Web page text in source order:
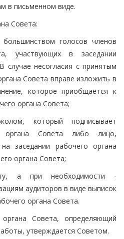
в письменном виде.
Совета:
голосов членов
участвующих в заседании
случае несогласия с принятым
Совета вправе изложить в
которое приобщается к
органа Совета;
который подписывает
органа Совета либо лицо,
заседании рабочего органа
органа Совета;
а при необходимости -
аудиторов в виде выписок
органа Совета.
Совета, определяющий
утверждается Советом.